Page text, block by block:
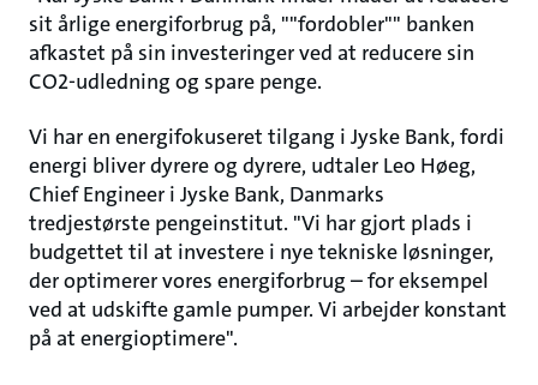
sit årlige energiforbrug på, ""fordobler"" banken
afkastet på sin investeringer ved at reducere sin
CO2-udledning og spare penge.
Vi har en energifokuseret tilgang i Jyske Bank, fordi
energi bliver dyrere og dyrere, udtaler Leo Høeg,
Chief Engineer i Jyske Bank, Danmarks
tredjestørste pengeinstitut. "Vi har gjort plads i
budgettet til at investere i nye tekniske løsninger,
der optimerer vores energiforbrug – for eksempel
ved at udskifte gamle pumper. Vi arbejder konstant
på at energioptimere".